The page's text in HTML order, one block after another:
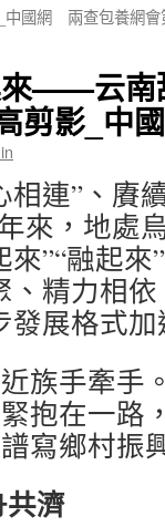
中國網 兩查包養網
——云南
剪影_中
連”、賡
來，地處
”“融起來
、精力相
發展格式
族手牽手
抱在一路
寫鄉村振
濟